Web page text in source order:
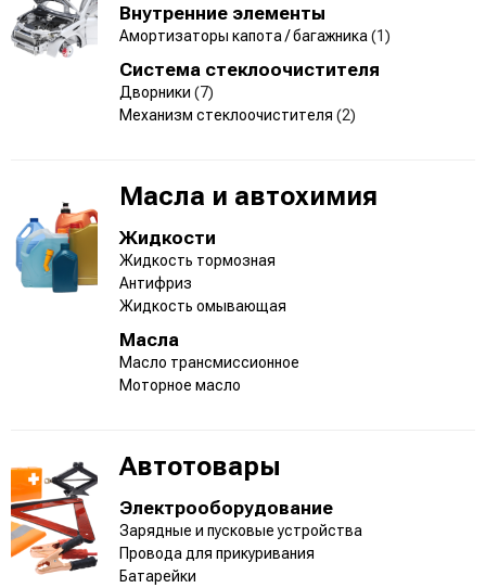
Внутренние элементы
Амортизаторы капота / багажника (1)
Система стеклоочистителя
Дворники (7)
Механизм стеклоочистителя (2)
Масла и автохимия
Жидкости
Жидкость тормозная
Антифриз
Жидкость омывающая
Масла
Масло трансмиссионное
Моторное масло
Автотовары
Электрооборудование
Зарядные и пусковые устройства
Провода для прикуривания
Батарейки